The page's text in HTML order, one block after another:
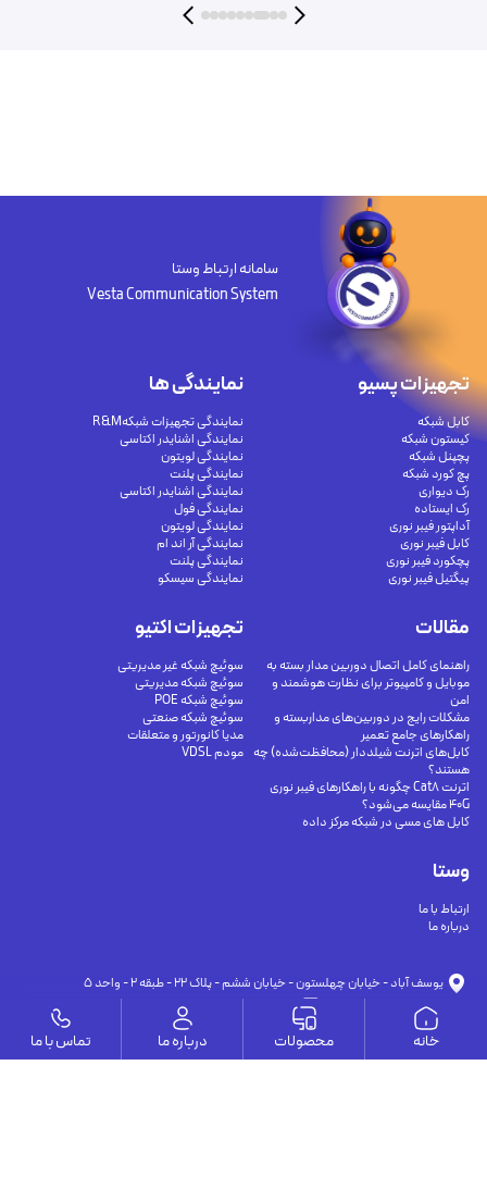
سامانه ارتباط وستا
Vesta Communication System
وستا
ارتباط با ما
درباره ما
تجهیزات پسیو
کابل شبکه
کیستون شبکه
پچپنل شبکه
پچ کورد شبکه
رک دیواری
رک ایستاده
آداپتور فیبر نوری
کابل فیبر نوری
پچکورد فیبر نوری
پیگتیل فیبر نوری
تجهیزات اکتیو
سوئیچ شبکه غیر مدیریتی
سوئیچ شبکه مدیریتی
سوئیچ شبکه POE
سوئیچ شبکه صنعتی
مدیا کانورتور و متعلقات
مودم VDSL
نمایندگی ها
نمایندگی تجهیزات شبکهR&M
نمایندگی اشنایدر اکتاسی
نمایندگی لویتون
نمایندگی پلنت
نمایندگی اشنایدر اکتاسی
نمایندگی فول
نمایندگی لویتون
نمایندگی آر اند ام
نمایندگی پلنت
نمایندگی سیسکو
مقالات
راهنمای کامل اتصال دوربین مدار بسته به
موبایل و کامپیوتر برای نظارت هوشمند و
امن
مشکلات رایج در دوربین‌های مداربسته و
راهکارهای جامع تعمیر
کابل‌های اترنت شیلددار (محافظت‌شده) چه
هستند؟
اترنت Cat8 چگونه با راهکارهای فیبر نوری
40G مقایسه می‌شود؟
کابل های مسی در شبکه مرکز داده
يوسف آباد - خيابان چهلستون - خيابان ششم - پلاك ٢٢ - طبقه ٢ - واحد ٥
info@vesta-com.com
09126394251
09191302116
خانه محصولات درباره ما تماس با ما